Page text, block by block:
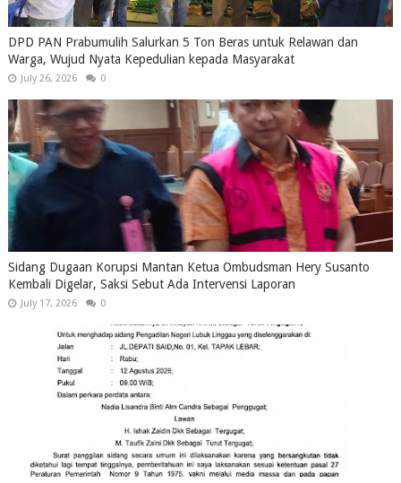
DPD PAN Prabumulih Salurkan 5 Ton Beras untuk Relawan dan
Warga, Wujud Nyata Kepedulian kepada Masyarakat
July 26, 2026 0
Sidang Dugaan Korupsi Mantan Ketua Ombudsman Hery Susanto
Kembali Digelar, Saksi Sebut Ada Intervensi Laporan
July 17, 2026 0